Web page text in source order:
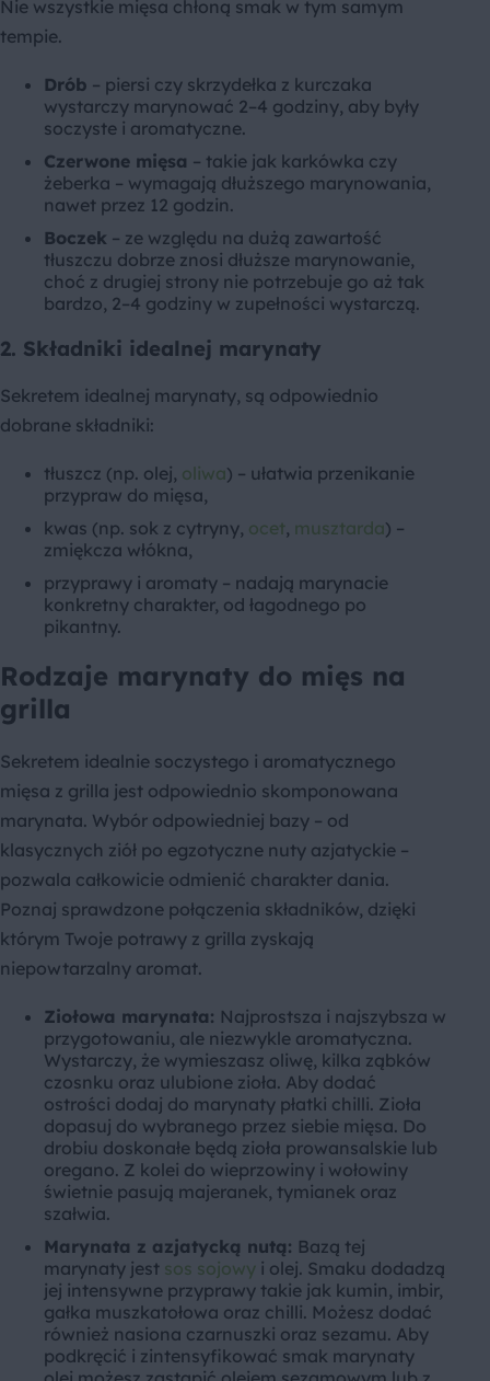
Nie wszystkie mięsa chłoną smak w tym samym
tempie.
Drób – piersi czy skrzydełka z kurczaka
wystarczy marynować 2–4 godziny, aby były
soczyste i aromatyczne.
Czerwone mięsa – takie jak karkówka czy
żeberka – wymagają dłuższego marynowania,
nawet przez 12 godzin.
Boczek – ze względu na dużą zawartość
tłuszczu dobrze znosi dłuższe marynowanie,
choć z drugiej strony nie potrzebuje go aż tak
bardzo, 2–4 godziny w zupełności wystarczą.
2. Składniki idealnej marynaty
Sekretem idealnej marynaty, są odpowiednio
dobrane składniki:
tłuszcz (np. olej, oliwa) – ułatwia przenikanie
przypraw do mięsa,
kwas (np. sok z cytryny, ocet, musztarda) –
zmiękcza włókna,
przyprawy i aromaty – nadają marynacie
konkretny charakter, od łagodnego po
pikantny.
Rodzaje marynaty do mięs na
grilla
Sekretem idealnie soczystego i aromatycznego
mięsa z grilla jest odpowiednio skomponowana
marynata. Wybór odpowiedniej bazy – od
klasycznych ziół po egzotyczne nuty azjatyckie –
pozwala całkowicie odmienić charakter dania.
Poznaj sprawdzone połączenia składników, dzięki
którym Twoje potrawy z grilla zyskają
niepowtarzalny aromat.
Ziołowa marynata: Najprostsza i najszybsza w
przygotowaniu, ale niezwykle aromatyczna.
Wystarczy, że wymieszasz oliwę, kilka ząbków
czosnku oraz ulubione zioła. Aby dodać
ostrości dodaj do marynaty płatki chilli. Zioła
dopasuj do wybranego przez siebie mięsa. Do
drobiu doskonałe będą zioła prowansalskie lub
oregano. Z kolei do wieprzowiny i wołowiny
świetnie pasują majeranek, tymianek oraz
szałwia.
Marynata z azjatycką nutą: Bazą tej
marynaty jest sos sojowy i olej. Smaku dodadzą
jej intensywne przyprawy takie jak kumin, imbir,
gałka muszkatołowa oraz chilli. Możesz dodać
również nasiona czarnuszki oraz sezamu. Aby
podkręcić i zintensyfikować smak marynaty